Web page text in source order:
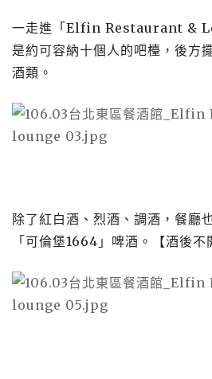
一走進「Elfin Restaurant &
是約可容納十個人的吧檯，後方
酒類。
除了紅白酒、烈酒、調酒，餐廳
「可倫堡1664」啤酒。【酒後不